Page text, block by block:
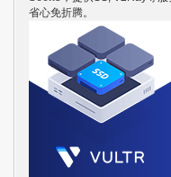
省心免折腾。